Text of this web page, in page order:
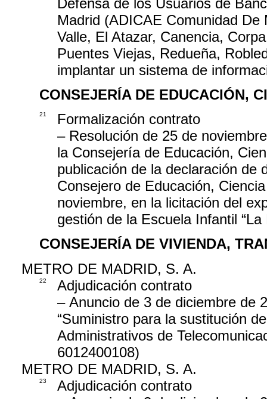
Madrid (ADICAE Comunidad
Valle, El Atazar, Canencia,
Puentes Viejas, Redueña,
implantar un sistema de
CONSEJERÍA DE EDUCACIÓN,
21
Formalización contrato
– Resolución de 25 de
la Consejería de Educación,
publicación de la declaración de
Consejero de Educación,
noviembre, en la licitación del
gestión de la Escuela Infantil
CONSEJERÍA DE VIVIENDA,
METRO DE MADRID, S. A.
22
Adjudicación contrato
– Anuncio de 3 de diciembre de
“Suministro para la sustitución
Administrativos de
6012400108)
METRO DE MADRID, S. A.
23
Adjudicación contrato